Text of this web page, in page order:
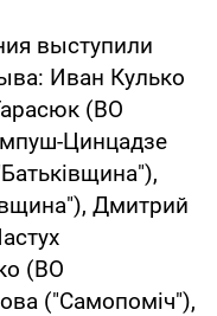
выступили
Иван Кулько
(ВО
Цинцадзе
Дмитрий
(ВО
("Самопоміч"),